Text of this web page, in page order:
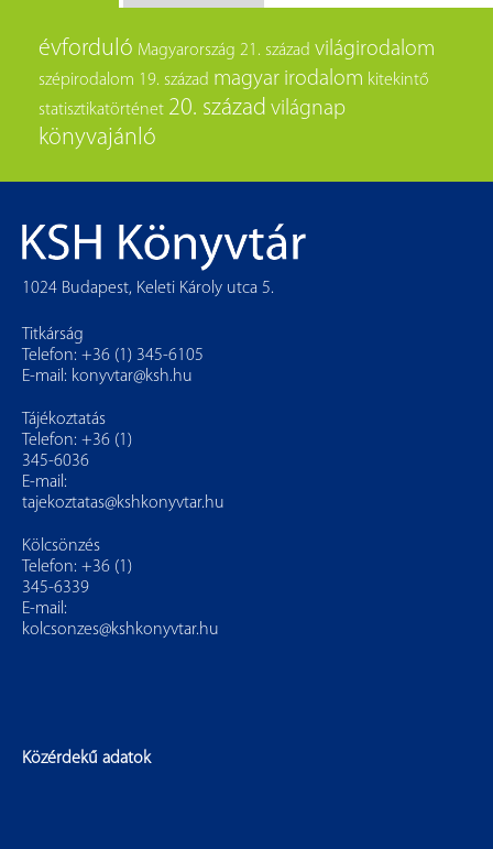
évforduló Magyarország 21. század világirodalom
szépirodalom 19. század magyar irodalom kitekintő
statisztikatörténet 20. század világnap
könyvajánló
1024 Budapest, Keleti Károly utca 5.
Titkárság
Telefon: +36 (1) 345-6105
E-mail: konyvtar@ksh.hu
Tájékoztatás
Telefon: +36 (1)
345-6036
E-mail:
tajekoztatas@kshkonyvtar.hu
Kölcsönzés
Telefon: +36 (1)
345-6339
E-mail:
kolcsonzes@kshkonyvtar.hu
Közérdekű adatok